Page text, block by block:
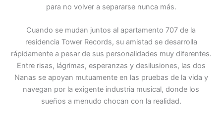
para no volver a separarse nunca más.
Cuando se mudan juntos al apartamento 707 de la
residencia Tower Records, su amistad se desarrolla
rápidamente a pesar de sus personalidades muy diferentes.
Entre risas, lágrimas, esperanzas y desilusiones, las dos
Nanas se apoyan mutuamente en las pruebas de la vida y
navegan por la exigente industria musical, donde los
sueños a menudo chocan con la realidad.